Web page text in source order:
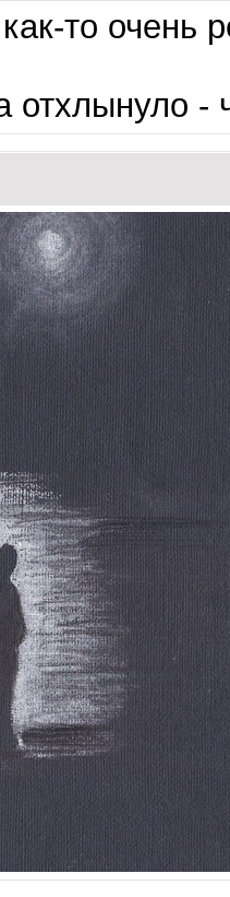
то очень
отхлынуло -